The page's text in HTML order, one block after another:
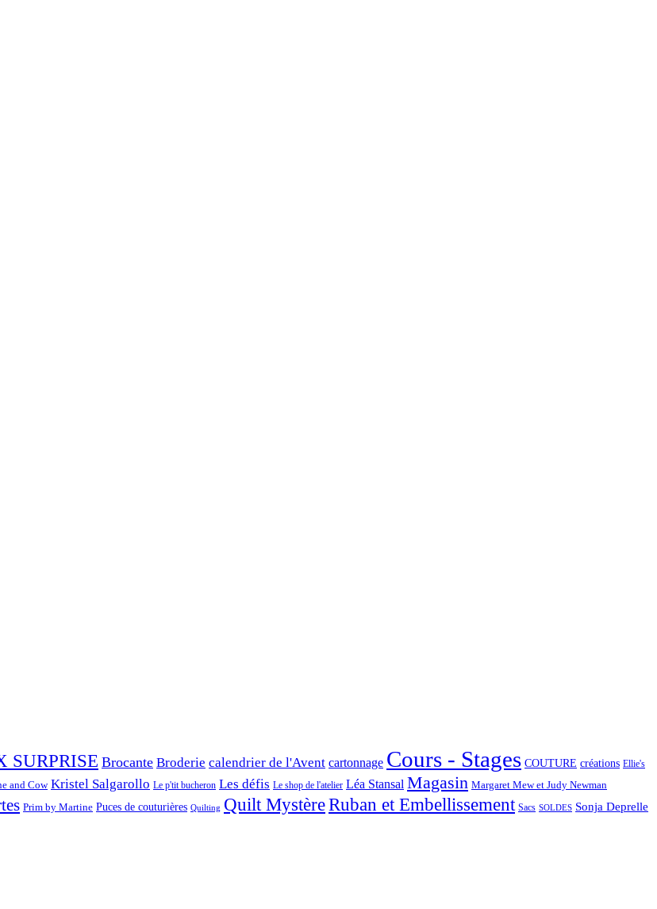
SURPRISE Brocante Broderie calendrier de l'Avent cartonnage Cours - Stages COUTURE créations Ellie's
and Cow Kristel Salgarollo Le p'tit bucheron Les défis Le shop de l'atelier Léa Stansal Magasin Margaret Mew et Judy Newman
Prim by Martine Puces de couturières Quilting Quilt MystèreRuban et Embellissement Sacs SOLDES Sonja Deprelle